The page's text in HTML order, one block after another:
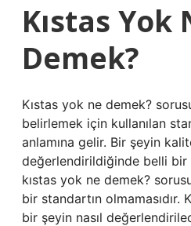
Kıstas Yok
Demek?
Kıstas yok ne demek?
belirlemek için kullanılan
anlamına gelir. Bir şeyin
değerlendirildiğinde belli bir
kıstas yok ne demek?
bir standartın olmamasıdır.
bir şeyin nasıl